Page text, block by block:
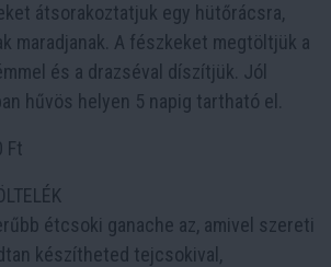
átsorakoztatjuk egy hütőrácsra,
maradjanak. A fészkeket megtöltjük a
és a drazséval díszítjük. Jól
hűvös helyen 5 napig tartható el.
Ft
étcsoki ganache az, amivel szereti
készítheted tejcsokival,